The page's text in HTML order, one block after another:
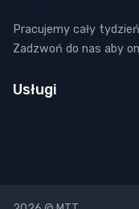
Pracujemy cały
Zadzwoń do nas aby
Usługi